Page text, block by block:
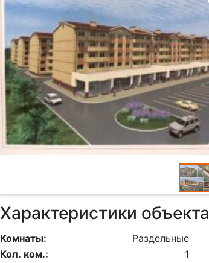
Характеристики объекта
Комнаты:
Раздельные
Кол. ком.:
1